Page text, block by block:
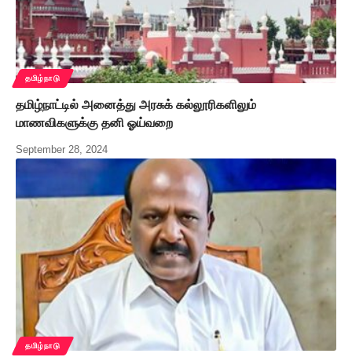
தமிழ்நாடு
தமிழ்நாட்டில் அனைத்து அரசுக் கல்லூரிகளிலும்
மாணவிகளுக்கு தனி ஓய்வறை
September 28, 2024
தமிழ்நாடு